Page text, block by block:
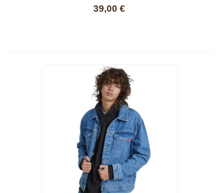
Gris Camouflage, 300 ML
39,00 €